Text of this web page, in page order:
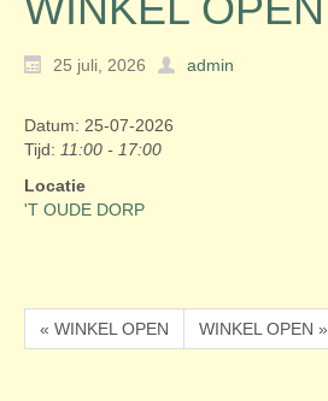
25 juli, 2026
admin
Datum: 25-07-2026
Tijd: 11:00 - 17:00
Locatie
'T OUDE DORP
« WINKEL OPEN WINKEL OPEN »